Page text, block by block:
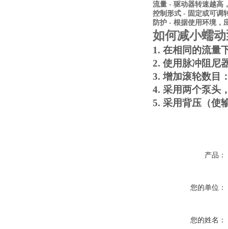
流量 - 驱动器转速越高
控制形式 - 固定或可调
防护 - 根据使用环境，
如何减小蠕
1. 在相同的流量
2. 使用脉冲阻尼
3.增加滚轮数目
4. 采用两个泵头
5. 采用背压（使
产品：
您的单位：
您的姓名：